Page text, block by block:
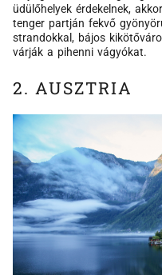
üdülőhelyek érdekelnek,
tenger partján fekvő
strandokkal, bájos
várják a pihenni vágyókat.
2. AUSZTRIA